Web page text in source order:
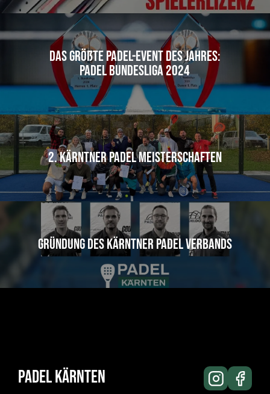
Das größte Padel-Event des Jahres:
Padel Bundesliga 2024
2. Kärntner Padel Meisterschaften
Gründung des Kärntner Padel Verbands
Padel Kärnten